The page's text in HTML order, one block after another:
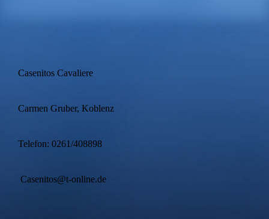
Casenitos Cavaliere
Carmen Gruber, Koblenz
Telefon: 0261/408898
Casenitos@t-online.de